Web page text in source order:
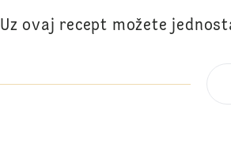
Uz ovaj recept možete